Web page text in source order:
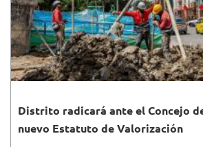
Distrito radicará ante el Concejo
nuevo Estatuto de Valorización